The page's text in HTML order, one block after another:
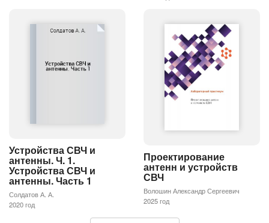
Устройства СВЧ и
антенны. Ч. 1.
Устройства СВЧ и
антенны. Часть 1
Солдатов А. А.
2020 год
Проектирование
антенн и устройств
СВЧ
Волошин Александр Сергеевич
2025 год